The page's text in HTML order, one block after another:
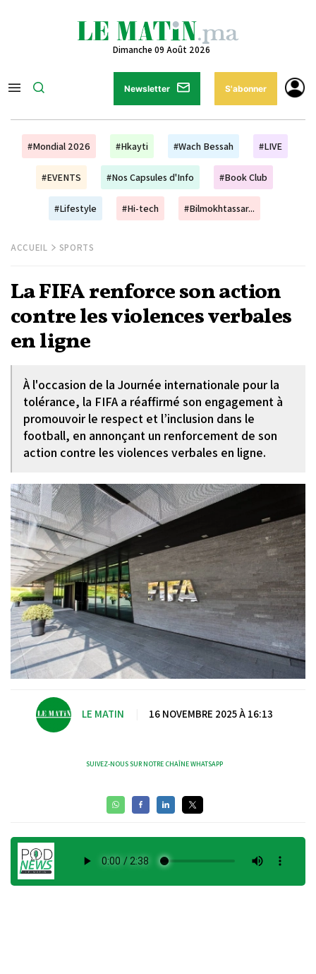
Dimanche 09 Août 2026
Newsletter S'abonner
#Mondial 2026 #Hkayti #Wach Bessah #LIVE
#EVENTS #Nos Capsules d'Info #Book Club
#Lifestyle #Hi-tech #Bilmokhtassar...
ACCUEIL SPORTS
La FIFA renforce son action
contre les violences verbales
en ligne
À l'occasion de la Journée internationale pour la
tolérance, la FIFA a réaffirmé son engagement à
promouvoir le respect et l’inclusion dans le
football, en annonçant un renforcement de son
action contre les violences verbales en ligne.
LE MATIN 16 NOVEMBRE 2025 À 16:13
SUIVEZ-NOUS SUR NOTRE CHAÎNE WHATSAPP